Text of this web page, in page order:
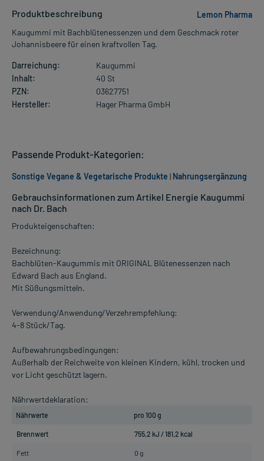
Produktbeschreibung
Lemon Pharma
Kaugummi mit Bachblütenessenzen und dem Geschmack roter
Johannisbeere für einen kraftvollen Tag.
Darreichung:
Kaugummi
Inhalt:
40 St
PZN:
03627751
Hersteller:
Hager Pharma GmbH
Gebrauchsinformationen zum Artikel Energie Kaugummi
nach Dr. Bach
Produkteigenschaften:
Bezeichnung:
Bachblüten-Kaugummis mit ORIGINAL Blütenessenzen nach
Edward Bach aus England.
Mit Süßungsmitteln.
Verwendung/Anwendung/Verzehrempfehlung:
4-8 Stück/Tag.
Aufbewahrungsbedingungen:
Außerhalb der Reichweite von kleinen Kindern, kühl, trocken und
vor Licht geschützt lagern.
Nährwertdeklaration:
Nährwerte pro 100 g
Brennwert 755,2 kJ / 181,2 kcal
Fett 0 g
Passende Produkt-Kategorien:
Sonstige Vegane & Vegetarische Produkte | Nahrungsergänzung